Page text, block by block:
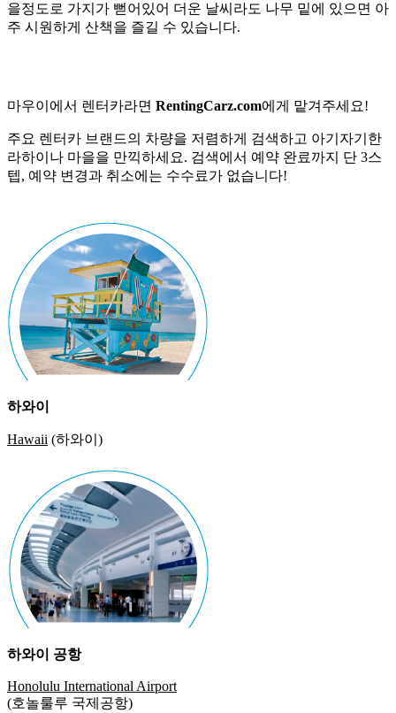
을정도로 가지가 뻗어있어 더운 날씨라도 나무 밑에 있으면 아
주 시원하게 산책을 즐길 수 있습니다.
마우이에서 렌터카라면 RentingCarz.com에게 맡겨주세요!
주요 렌터카 브랜드의 차량을 저렴하게 검색하고 아기자기한
라하이나 마을을 만끽하세요. 검색에서 예약 완료까지 단 3스
텝, 예약 변경과 취소에는 수수료가 없습니다!
하와이
Hawaii (하와이)
하와이 공항
Honolulu International Airport
(호놀룰루 국제공항)